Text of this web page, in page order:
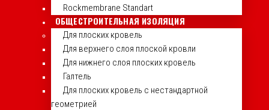
Rockmembrane Standart
ОБЩЕСТРОИТЕЛЬНАЯ ИЗОЛЯЦИЯ
Для плоских кровель
Для верхнего слоя плоской кровли
Для нижнего слоя плоских кровель
Галтель
Для плоских кровель с нестандартной
геометрией